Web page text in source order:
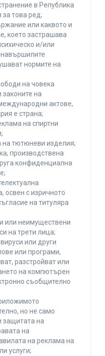
в Република
това ред;
или каквото и
което застрашава
и/или
нормите на
на човека
законите на
актове,
е страна;
на спиртни
на тютюневи изделия;
производствена
конфиденциална
освен с изричното
на титуляра
или неимуществени
на трети лица;
или други
или програми,
разстройват или
на компютърен
съобщително
но не само
защитата на
на
на реклама на
услуги;